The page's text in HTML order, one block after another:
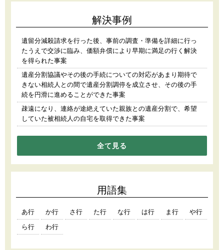
解決事例
遺留分減殺請求を行った後、事前の調査・準備を詳細に行っ
たうえで交渉に臨み、価額弁償により早期に満足の行く解決
を得られた事案
遺産分割協議やその後の手続についての対応があまり期待で
きない相続人との間で遺産分割調停を成立させ、その後の手
続を円滑に進めることができた事案
疎遠になり、連絡が途絶えていた親族との遺産分割で、希望
していた被相続人の自宅を取得できた事案
全て見る
用語集
あ行 か行 さ行 た行 な行 は行 ま行
や行
ら行
わ行